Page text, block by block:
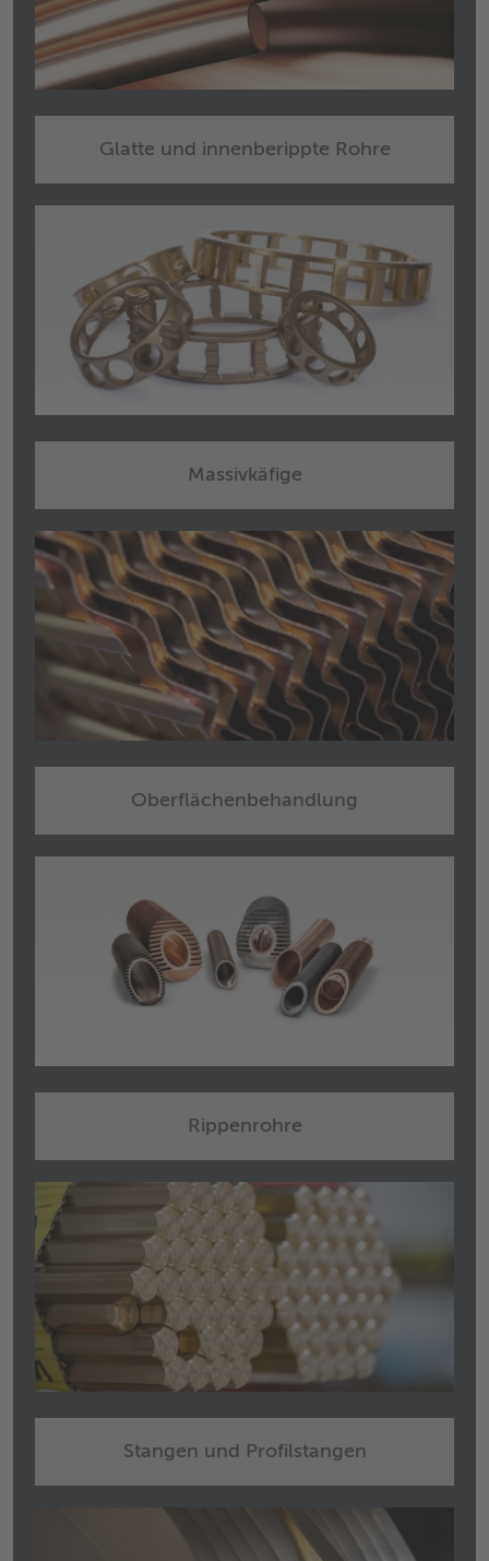
Glatte und innenberippte Rohre
Massivkäfige
Oberflächenbehandlung
Rippenrohre
Stangen und Profilstangen